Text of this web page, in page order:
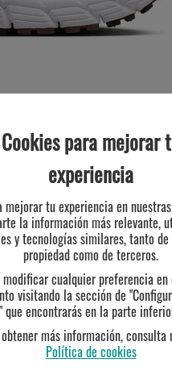
PUEDE
Cookies para mejorar
experiencia
mejorar tu experiencia en
la información más relevante,
y tecnologías similares, tanto de
propiedad como de terceros.
modificar cualquier preferencia
visitando la sección de
que encontrarás en la parte
más información, consulta
Política de cookies